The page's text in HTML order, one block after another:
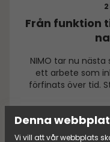
Denna
Vi vill att vår webbplats
Från funktion
NIMO tar nu
ett arbete som
förfinats över tid.
tydligare och
varumärket,